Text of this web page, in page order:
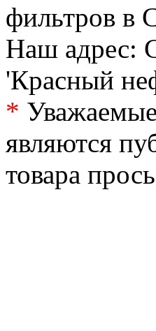
фильтров в
Наш адрес:
'Красный
*
являются
товара